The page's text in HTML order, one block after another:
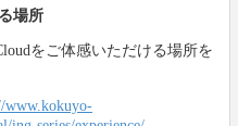
場所
をご体感いただける場所を
www.kokuyo-